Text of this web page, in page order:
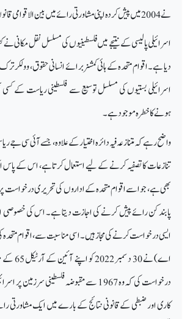
نے 2004 میں پیش کردہ اپنی مشاورتی رائے میں بین الاقوامی قانون کے خلاف پایا تھا۔
اسرائیلی پالیسی کے نتیجے میں فلسطینیوں کی مسلسل نقل مکانی نے
دیا ہے۔ اقوام متحدہ کے ہائی کمشنر برائے انسانی حقوق، وولکر
اسرائیلی بستیوں کی مسلسل توسیع سے فلسطینی ریاست کے
ہونے کا خطرہ موجود ہے۔
واضح رہے کہ متنازعہ فیہ دائرہ اختیار کے علاوہ، جسے آئی سی جے
تنازعات کا تصفیہ کرنے کے لیے استعمال کرتا ہے، اس کے پاس
بھی ہے، جو اسے اقوام متحدہ کے اداروں کی تحریری درخواست
پابند کن رائے پیش کرنے کی اجازت دیتا ہے۔ اس کی خصوصی
ایسی درخواست کرنے کی مجاز ہیں۔ اسی مناسبت سے، اقوام متحدہ
اے) نے 30
درخواست کی کہ وہ 1967 سے مقبوضہ فلسطینی
کاری اور ضبطی کے قانونی نتائج کے بارے میں ایک